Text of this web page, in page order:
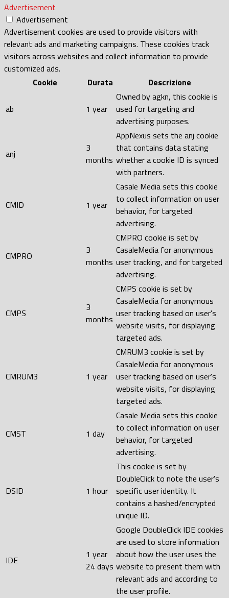
Advertisement
Advertisement
Advertisement cookies are used to provide visitors with
relevant ads and marketing campaigns. These cookies track
visitors across websites and collect information to provide
customized ads.
Cookie
Durata Descrizione
ab 1 year
Owned by agkn, this cookie is
used for targeting and
advertising purposes.
anj
3
months
AppNexus sets the anj cookie
that contains data stating
whether a cookie ID is synced
with partners.
CMID 1 year
Casale Media sets this cookie
to collect information on user
behavior, for targeted
advertising.
CMPRO
3
months
CMPRO cookie is set by
CasaleMedia for anonymous
user tracking, and for targeted
advertising.
CMPS
3
months
CMPS cookie is set by
CasaleMedia for anonymous
user tracking based on user's
website visits, for displaying
targeted ads.
CMRUM3 1 year
CMRUM3 cookie is set by
CasaleMedia for anonymous
user tracking based on user's
website visits, for displaying
targeted ads.
CMST 1 day
Casale Media sets this cookie
to collect information on user
behavior, for targeted
advertising.
DSID 1 hour
This cookie is set by
DoubleClick to note the user's
specific user identity. It
contains a hashed/encrypted
unique ID.
IDE
1 year
24 days
Google DoubleClick IDE cookies
are used to store information
about how the user uses the
website to present them with
relevant ads and according to
the user profile.